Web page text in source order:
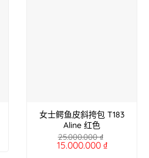
女士鳄鱼皮斜挎包 T183
Aline 红色
25.000.000₫
15.000.000 ₫